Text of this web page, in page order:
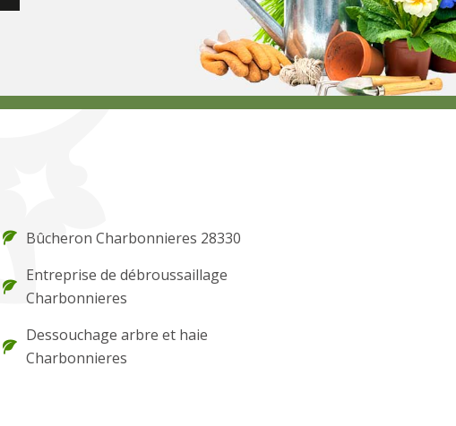
Bûcheron Charbonnieres 28330
Entreprise de débroussaillage
Charbonnieres
Dessouchage arbre et haie
Charbonnieres